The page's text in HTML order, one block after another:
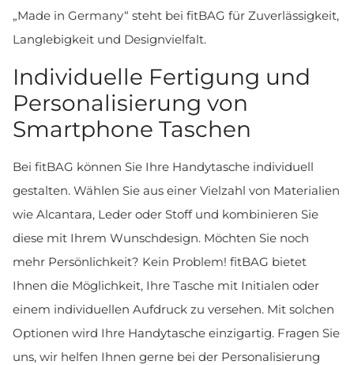
„Made in Germany“ steht bei fitBAG für Zuverlässigkeit,
Langlebigkeit und Designvielfalt.
Individuelle Fertigung und
Personalisierung von
Smartphone Taschen
Bei fitBAG können Sie Ihre Handytasche individuell
gestalten. Wählen Sie aus einer Vielzahl von Materialien
wie Alcantara, Leder oder Stoff und kombinieren Sie
diese mit Ihrem Wunschdesign. Möchten Sie noch
mehr Persönlichkeit? Kein Problem! fitBAG bietet
Ihnen die Möglichkeit, Ihre Tasche mit Initialen oder
einem individuellen Aufdruck zu versehen. Mit solchen
Optionen wird Ihre Handytasche einzigartig. Fragen Sie
uns, wir helfen Ihnen gerne bei der Personalisierung